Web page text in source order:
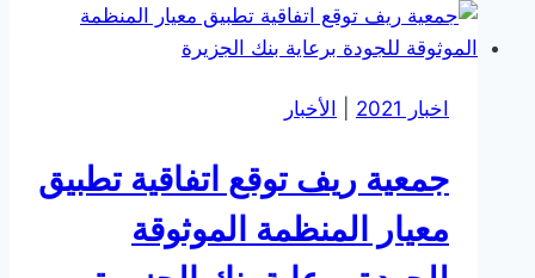
أولى
لقاءات
إثنينية
بعنوان
الابتكار
الاجتماعي
اخبار 2021 الأخبار
جمعية ريف توقع اتفاقية تطبيق
معيار المنظمة الموثوقة